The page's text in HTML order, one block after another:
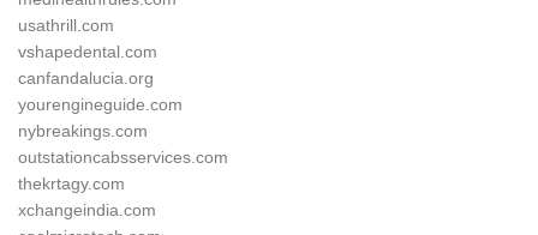
usathrill.com
vshapedental.com
canfandalucia.org
yourengineguide.com
nybreakings.com
outstationcabsservices.com
thekrtagy.com
xchangeindia.com